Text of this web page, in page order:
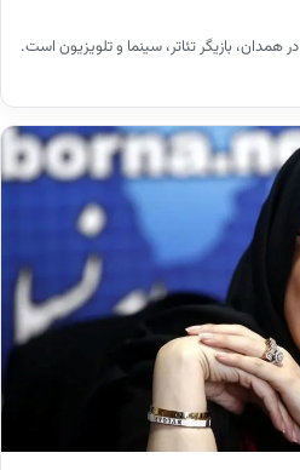
فقیهه سلطانی متولد ۲۹ مرداد ۱۳۵۳ در همدان، بازیگر تئاتر، سینما و تلویزیون است.